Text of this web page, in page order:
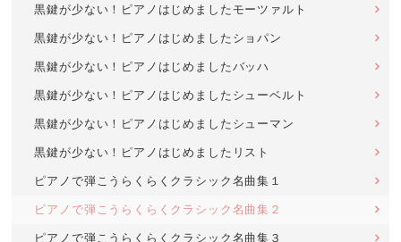
黒鍵が少ない！ピアノはじめましたモーツァルト
黒鍵が少ない！ピアノはじめましたショパン
黒鍵が少ない！ピアノはじめましたバッハ
黒鍵が少ない！ピアノはじめましたシューベルト
黒鍵が少ない！ピアノはじめましたシューマン
黒鍵が少ない！ピアノはじめましたリスト
ピアノで弾こうらくらくクラシック名曲集１
ピアノで弾こうらくらくクラシック名曲集２
ピアノで弾こうらくらくクラシック名曲集３